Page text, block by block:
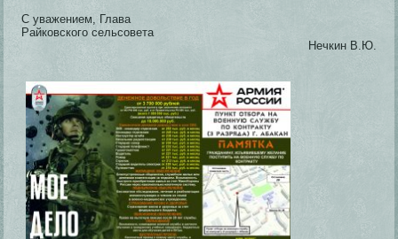
С уважением, Глава
Райковского сельсовета
Нечкин В.Ю.